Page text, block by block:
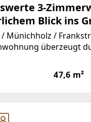
3-
Blick ins
eines
Münichholz!
Münichholz /
überzeugt
-
47,6 m²